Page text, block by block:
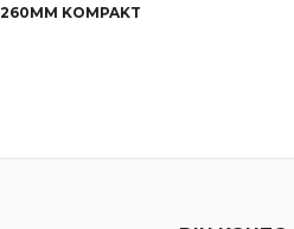
KOMPAKT